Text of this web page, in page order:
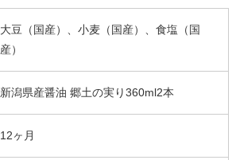
大豆（国産）、小麦（国産）、食塩（国
産）
新潟県産醤油 郷土の実り360ml2本
12ヶ月